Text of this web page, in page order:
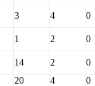
3 4 0
1 2 0
14 2 0
20 4 0